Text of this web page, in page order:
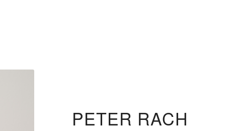
PETER RACH